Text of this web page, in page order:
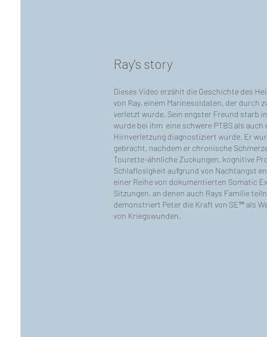
Ray's story
Dieses Video erzählt die Geschichte des
von Ray, einem Marinesoldaten, der durch
verletzt wurde. Sein engster Freund starb
wurde bei ihm eine schwere PTBS als
Hirnverletzung diagnostiziert wurde. Er
gebracht, nachdem er chronische
Tourette-ähnliche Zuckungen, kognitive
Schlaflosigkeit aufgrund von Nachtangst
einer Reihe von dokumentierten Somatic
Sitzungen, an denen auch Rays Familie
demonstriert Peter die Kraft von SE™ als
von Kriegswunden.